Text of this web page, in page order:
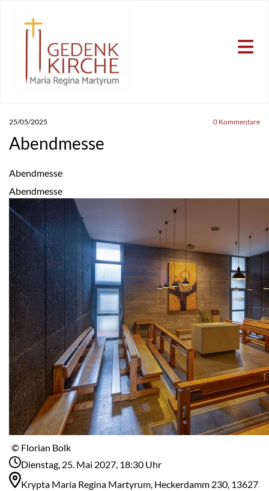
25/05/2025 0 Kommentare
Abendmesse
Abendmesse
Abendmesse
© Florian Bolk
Dienstag, 25. Mai 2027, 18:30 Uhr
Krypta Maria Regina Martyrum, Heckerdamm 230, 13627